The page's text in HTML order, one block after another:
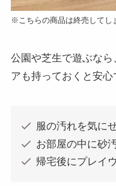
※こちらの商品は終売してし
公園や芝生で遊ぶな
アも持っておくと安心
服の汚れを気に
お部屋の中に砂
帰宅後にプレイ